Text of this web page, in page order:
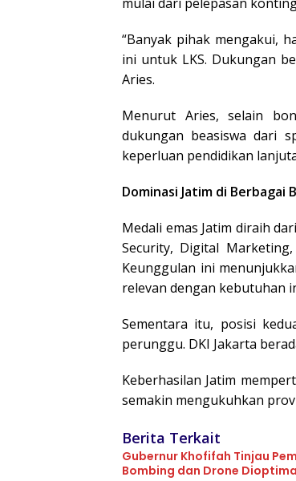
“Banyak pihak mengakui,
ini untuk LKS. Dukungan
Aries.
Menurut Aries, selain
dukungan beasiswa dari
keperluan pendidikan
Dominasi Jatim di Berbagai
Medali emas Jatim diraih
Security, Digital
Keunggulan ini
relevan dengan kebutuhan
Sementara itu, posisi
perunggu. DKI Jakarta
Keberhasilan Jatim
semakin mengukuhkan
Berita Terkait
Gubernur Khofifah Tinjau
Bombing dan Drone